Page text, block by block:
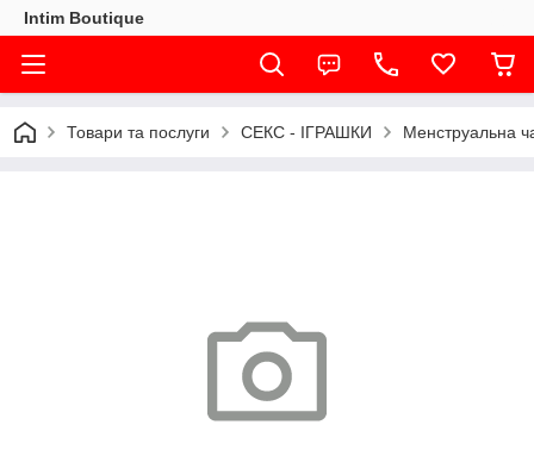
Intim Boutique
Товари та послуги СЕКС - ІГРАШКИ Менструальна